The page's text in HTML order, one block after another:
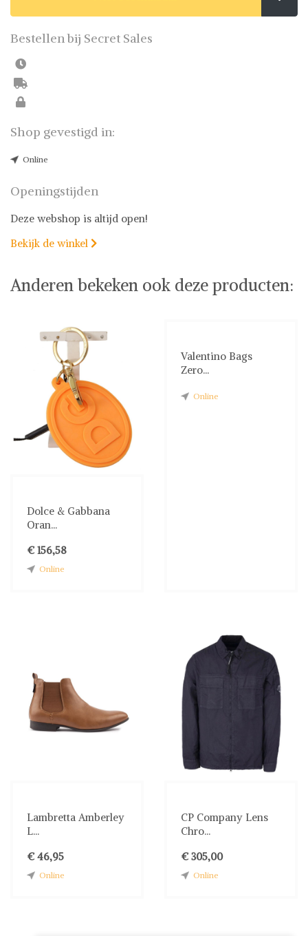
Bestellen bij Secret Sales
Shop gevestigd in:
Online
Openingstijden
Deze webshop is altijd open!
Bekijk de winkel 
Anderen bekeken ook deze producten:
Dolce & Gabbana
Oran...
€ 156,58
Online
Valentino Bags
Zero...
Online
Lambretta Amberley
L...
€ 46,95
Online
CP Company Lens
Chro...
€ 305,00
Online